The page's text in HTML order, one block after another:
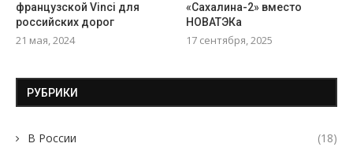
французской Vinci для
российских дорог
21 мая, 2024
«Сахалина-2» вместо
НОВАТЭКа
17 сентября, 2025
РУБРИКИ
В России (18)